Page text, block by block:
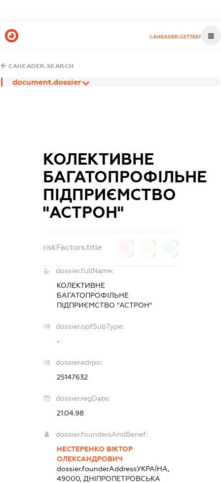
CAHEADER.GETTEST
CAHEADER.SEARCH
document.dossier
КОЛЕКТИВНЕ
БАГАТОПРОФІЛЬНЕ
ПІДПРИЄМСТВО
"АСТРОН"
riskFactors.title
dossier.fullName:
КОЛЕКТИВНЕ
БАГАТОПРОФІЛЬНЕ
ПІДПРИЄМСТВО "АСТРОН"
dossier.opfSubType:
-
dossier.edrpo:
25147632
dossier.regDate:
21.04.98
dossier.foundersAndBenef:
НЕСТЕРЕНКО ВІКТОР
ОЛЕКСАНДРОВИЧ
dossier.founderAddressУКРАЇНА,
49000, ДНІПРОПЕТРОВСЬКА